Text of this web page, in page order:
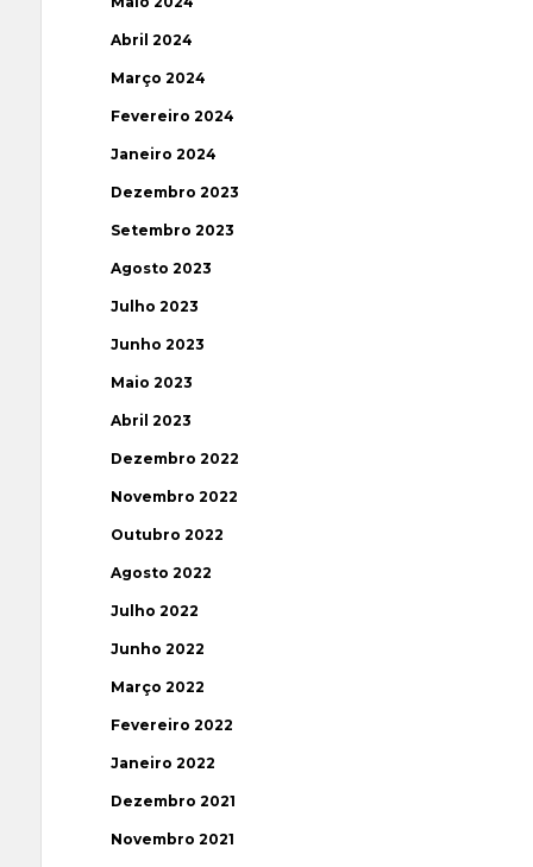
Abril 2024
Março 2024
Fevereiro 2024
Janeiro 2024
Dezembro 2023
Setembro 2023
Agosto 2023
Julho 2023
Junho 2023
Maio 2023
Abril 2023
Dezembro 2022
Novembro 2022
Outubro 2022
Agosto 2022
Julho 2022
Junho 2022
Março 2022
Fevereiro 2022
Janeiro 2022
Dezembro 2021
Novembro 2021